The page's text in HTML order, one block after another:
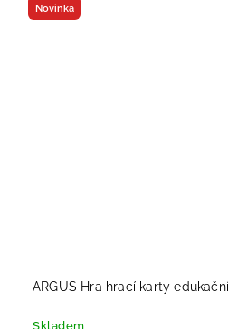
Novinka
ARGUS Hra hrací karty
Skladem